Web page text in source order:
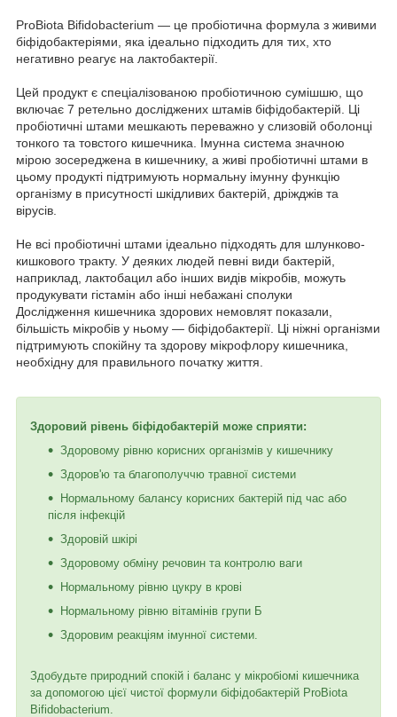
ProBiota Bifidobacterium — це пробіотична формула з живими
біфідобактеріями, яка ідеально підходить для тих, хто
негативно реагує на лактобактерії.
Цей продукт є спеціалізованою пробіотичною сумішшю, що
включає 7 ретельно досліджених штамів біфідобактерій. Ці
пробіотичні штами мешкають переважно у слизовій оболонці
тонкого та товстого кишечника. Імунна система значною
мірою зосереджена в кишечнику, а живі пробіотичні штами в
цьому продукті підтримують нормальну імунну функцію
організму в присутності шкідливих бактерій, дріжджів та
вірусів.
Не всі пробіотичні штами ідеально підходять для шлунково-
кишкового тракту. У деяких людей певні види бактерій,
наприклад, лактобацил або інших видів мікробів, можуть
продукувати гістамін або інші небажані сполуки
Дослідження кишечника здорових немовлят показали,
більшість мікробів у ньому — біфідобактерії. Ці ніжні організми
підтримують спокійну та здорову мікрофлору кишечника,
необхідну для правильного початку життя.
Здоровий рівень біфідобактерій може сприяти:
Здоровому рівню корисних організмів у кишечнику
Здоров'ю та благополуччю травної системи
Нормальному балансу корисних бактерій під час або
після інфекцій
Здоровій шкірі
Здоровому обміну речовин та контролю ваги
Нормальному рівню цукру в крові
Нормальному рівню вітамінів групи Б
Здоровим реакціям імунної системи.
Здобудьте природний спокій і баланс у мікробіомі кишечника
за допомогою цієї чистої формули біфідобактерій ProBiota
Bifidobacterium.